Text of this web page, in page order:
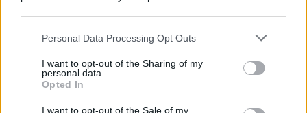
This information may also be disclosed by us to third parties
disclose it to other third parties.
Please note that this website/app uses one or more Google
services and may gather and store information including but
Personal Data Processing Opt Outs
I want to opt-out of the Sharing of my
personal data.
Opted In
I want to opt-out of the Sale of my